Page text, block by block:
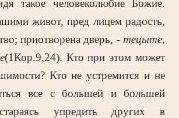
такое человеколюбие Божие.
живот, пред лицем радость,
приотворена дверь, - тецыте,
(1Кор.9,24). Кто при этом может
Кто не устремится и не
все с большей и большей
упредить других в